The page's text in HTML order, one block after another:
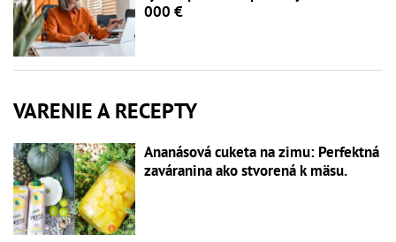
000 €
VARENIE A RECEPTY
Ananásová cuketa na zimu: Perfektná
zaváranina ako stvorená k mäsu.